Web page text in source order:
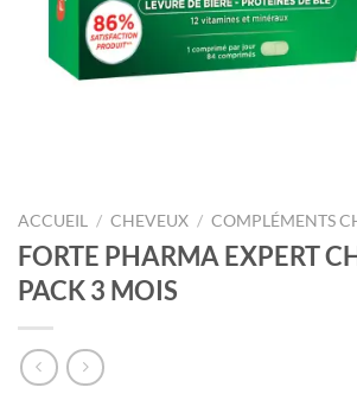
ACCUEIL / CHEVEUX / COMPLÉMENTS
FORTE PHARMA EXPERT
PACK 3 MOIS